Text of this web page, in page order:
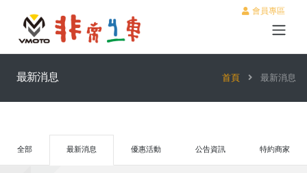
會員專區
最新消息 首頁 最新消息
全部 最新消息 優惠活動 公告資訊 特約商家